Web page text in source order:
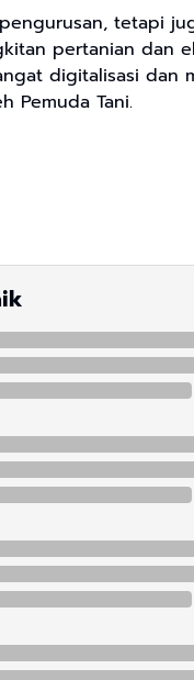
tetapi
pertanian dan
digitalisasi dan
Pemuda Tani.